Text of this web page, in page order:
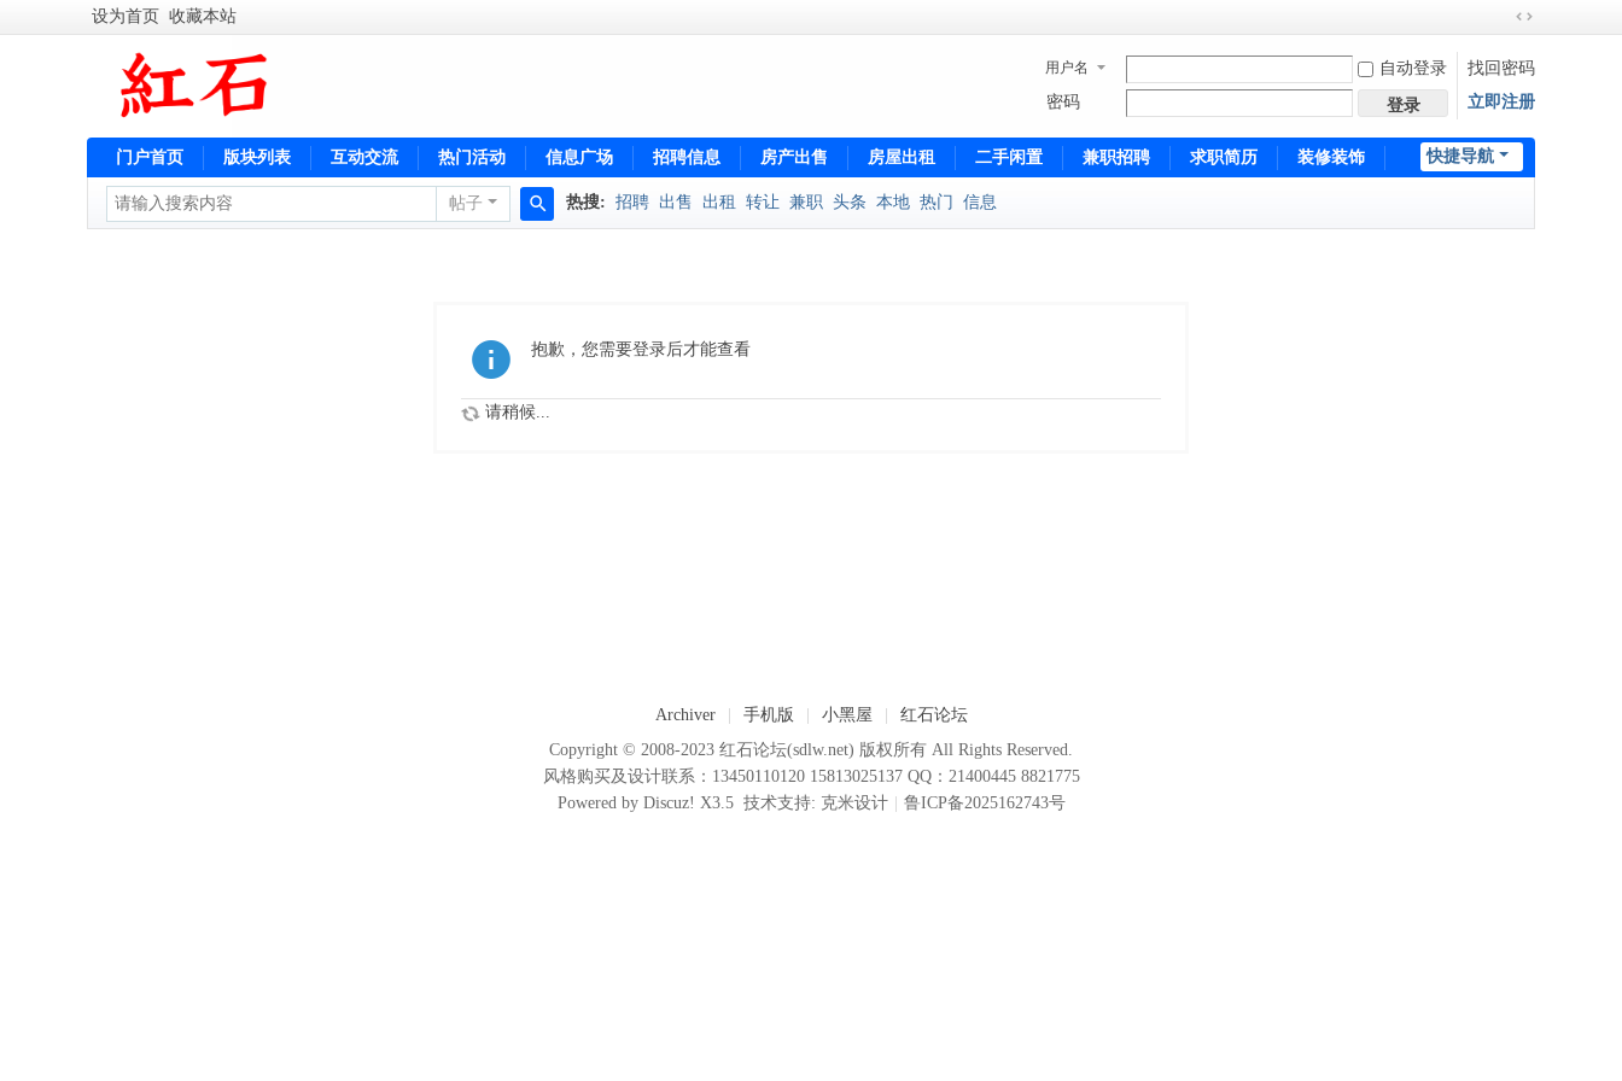
设为首页 收藏本站
切
换
到
宽
用户名 自动登录
找回密码
密码
登录 立即注册
快捷导航
门户首页 版块列表 互动交流 热门活动 信息广场 招聘信息 房产出售 房屋出租 二手闲置 兼职招聘 求职简历
装修装饰
便民服务
帖子 热搜: 招聘 出售 出租 转让 兼职 头条 本地 热门 信息
抱歉，您需要登录后才能查看
请稍候...
Archiver 手机版 小黑屋
红石论坛
Copyright © 2008-2023 红石论坛(sdlw.net) 版权所有 All Rights Reserved.
风格购买及设计联系：13450110120 15813025137 QQ：21400445 8821775
Powered by Discuz! X3.5 技术支持: 克米设计 鲁ICP备2025162743号